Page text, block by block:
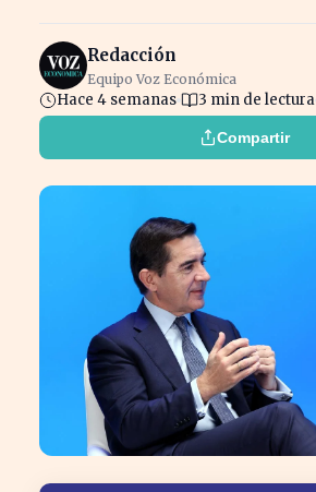
Redacción
Equipo Voz Económica
Hace 4 semanas 3 min de lectura
Compartir